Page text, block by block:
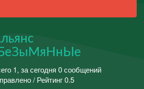
1, за сегодня 0 сообщений
/ Рейтинг 0.5